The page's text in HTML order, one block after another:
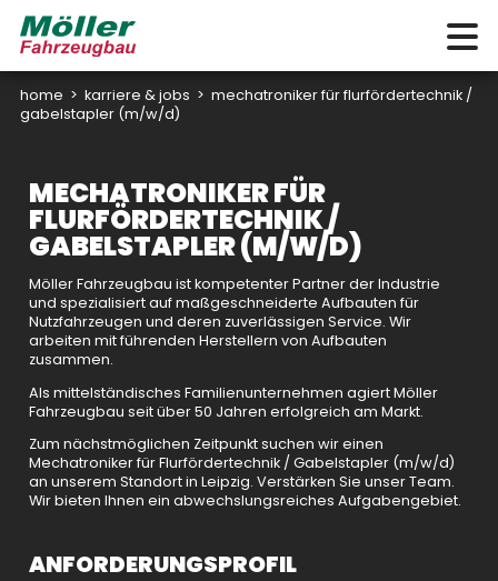
home > karriere & jobs > mechatroniker für flurfördertechnik /
gabelstapler (m/w/d)
MECHATRONIKER FÜR
FLURFÖRDERTECHNIK /
GABELSTAPLER (M/W/D)
Möller Fahrzeugbau ist kompetenter Partner der Industrie
und spezialisiert auf maßgeschneiderte Aufbauten für
Nutzfahrzeugen und deren zuverlässigen Service. Wir
arbeiten mit führenden Herstellern von Aufbauten
zusammen.
Als mittelständisches Familienunternehmen agiert Möller
Fahrzeugbau seit über 50 Jahren erfolgreich am Markt.
Zum nächstmöglichen Zeitpunkt suchen wir einen
Mechatroniker für Flurfördertechnik / Gabelstapler (m/w/d)
an unserem Standort in Leipzig. Verstärken Sie unser Team.
Wir bieten Ihnen ein abwechslungsreiches Aufgabengebiet.
ANFORDERUNGSPROFIL